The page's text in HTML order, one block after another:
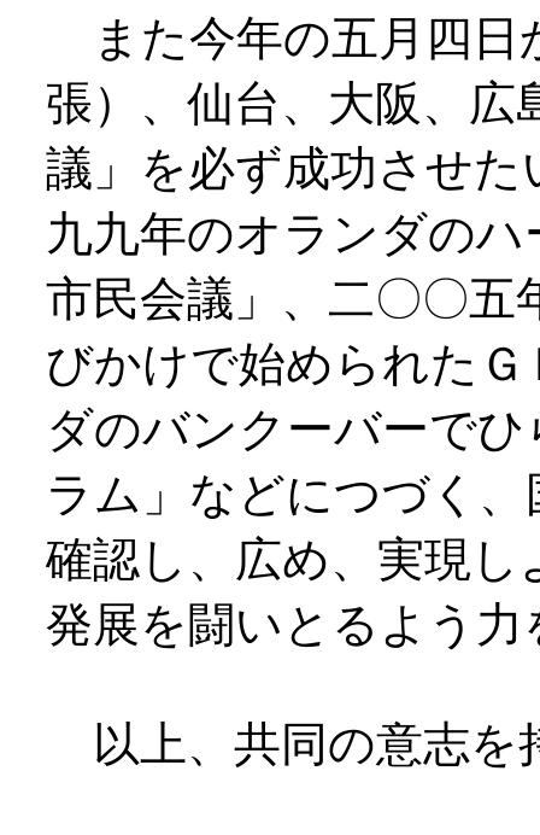
また今年の五月四日
張）、仙台、大阪、広
議」を必ず成功させ
九九年のオランダの
市民会議」、二〇〇五
びかけで始められた
ダのバンクーバーで
ラム」などにつづく
確認し、広め、実現
発展を闘いとるよう
以上、共同の意志を